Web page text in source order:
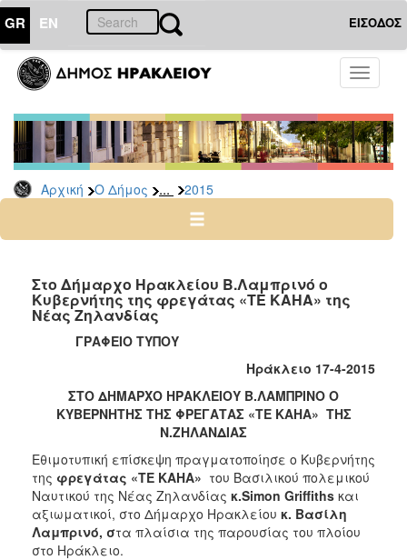
GR EN ΕΙΣΟΔΟΣ
Toggle
Αρχική Ο Δήμος ... 2015
ΔΗΜΟΣ
Δελτία
Τύπου
Αρχείο
2026
2024
2022
2021
2018
2016
2015
2013
2012
Στο Δήμαρχο Ηρακλείου Β.Λαμπρινό ο
Κυβερνήτης της φρεγάτας «ΤΕ ΚΑΗΑ» της
Νέας Ζηλανδίας
ΓΡΑΦΕΙΟ ΤΥΠΟΥ
Ηράκλειο 17-4-2015
ΣΤΟ ΔΗΜΑΡΧΟ ΗΡΑΚΛΕΙΟΥ Β.ΛΑΜΠΡΙΝΟ Ο
ΚΥΒΕΡΝΗΤΗΣ ΤΗΣ ΦΡΕΓΑΤΑΣ «ΤΕ ΚΑΗΑ» ΤΗΣ
Ν.ΖΗΛΑΝΔΙΑΣ
Εθιμοτυπική επίσκεψη πραγματοποίησε ο Κυβερνήτης
της φρεγάτας «ΤΕ ΚΑΗΑ» του Βασιλικού πολεμικού
Ναυτικού της Νέας Ζηλανδίας κ.Simon Griffiths και
αξιωματικοί, στο Δήμαρχο Ηρακλείου κ. Βασίλη
Λαμπρινό, στα πλαίσια της παρουσίας του πλοίου
στο Ηράκλειο.